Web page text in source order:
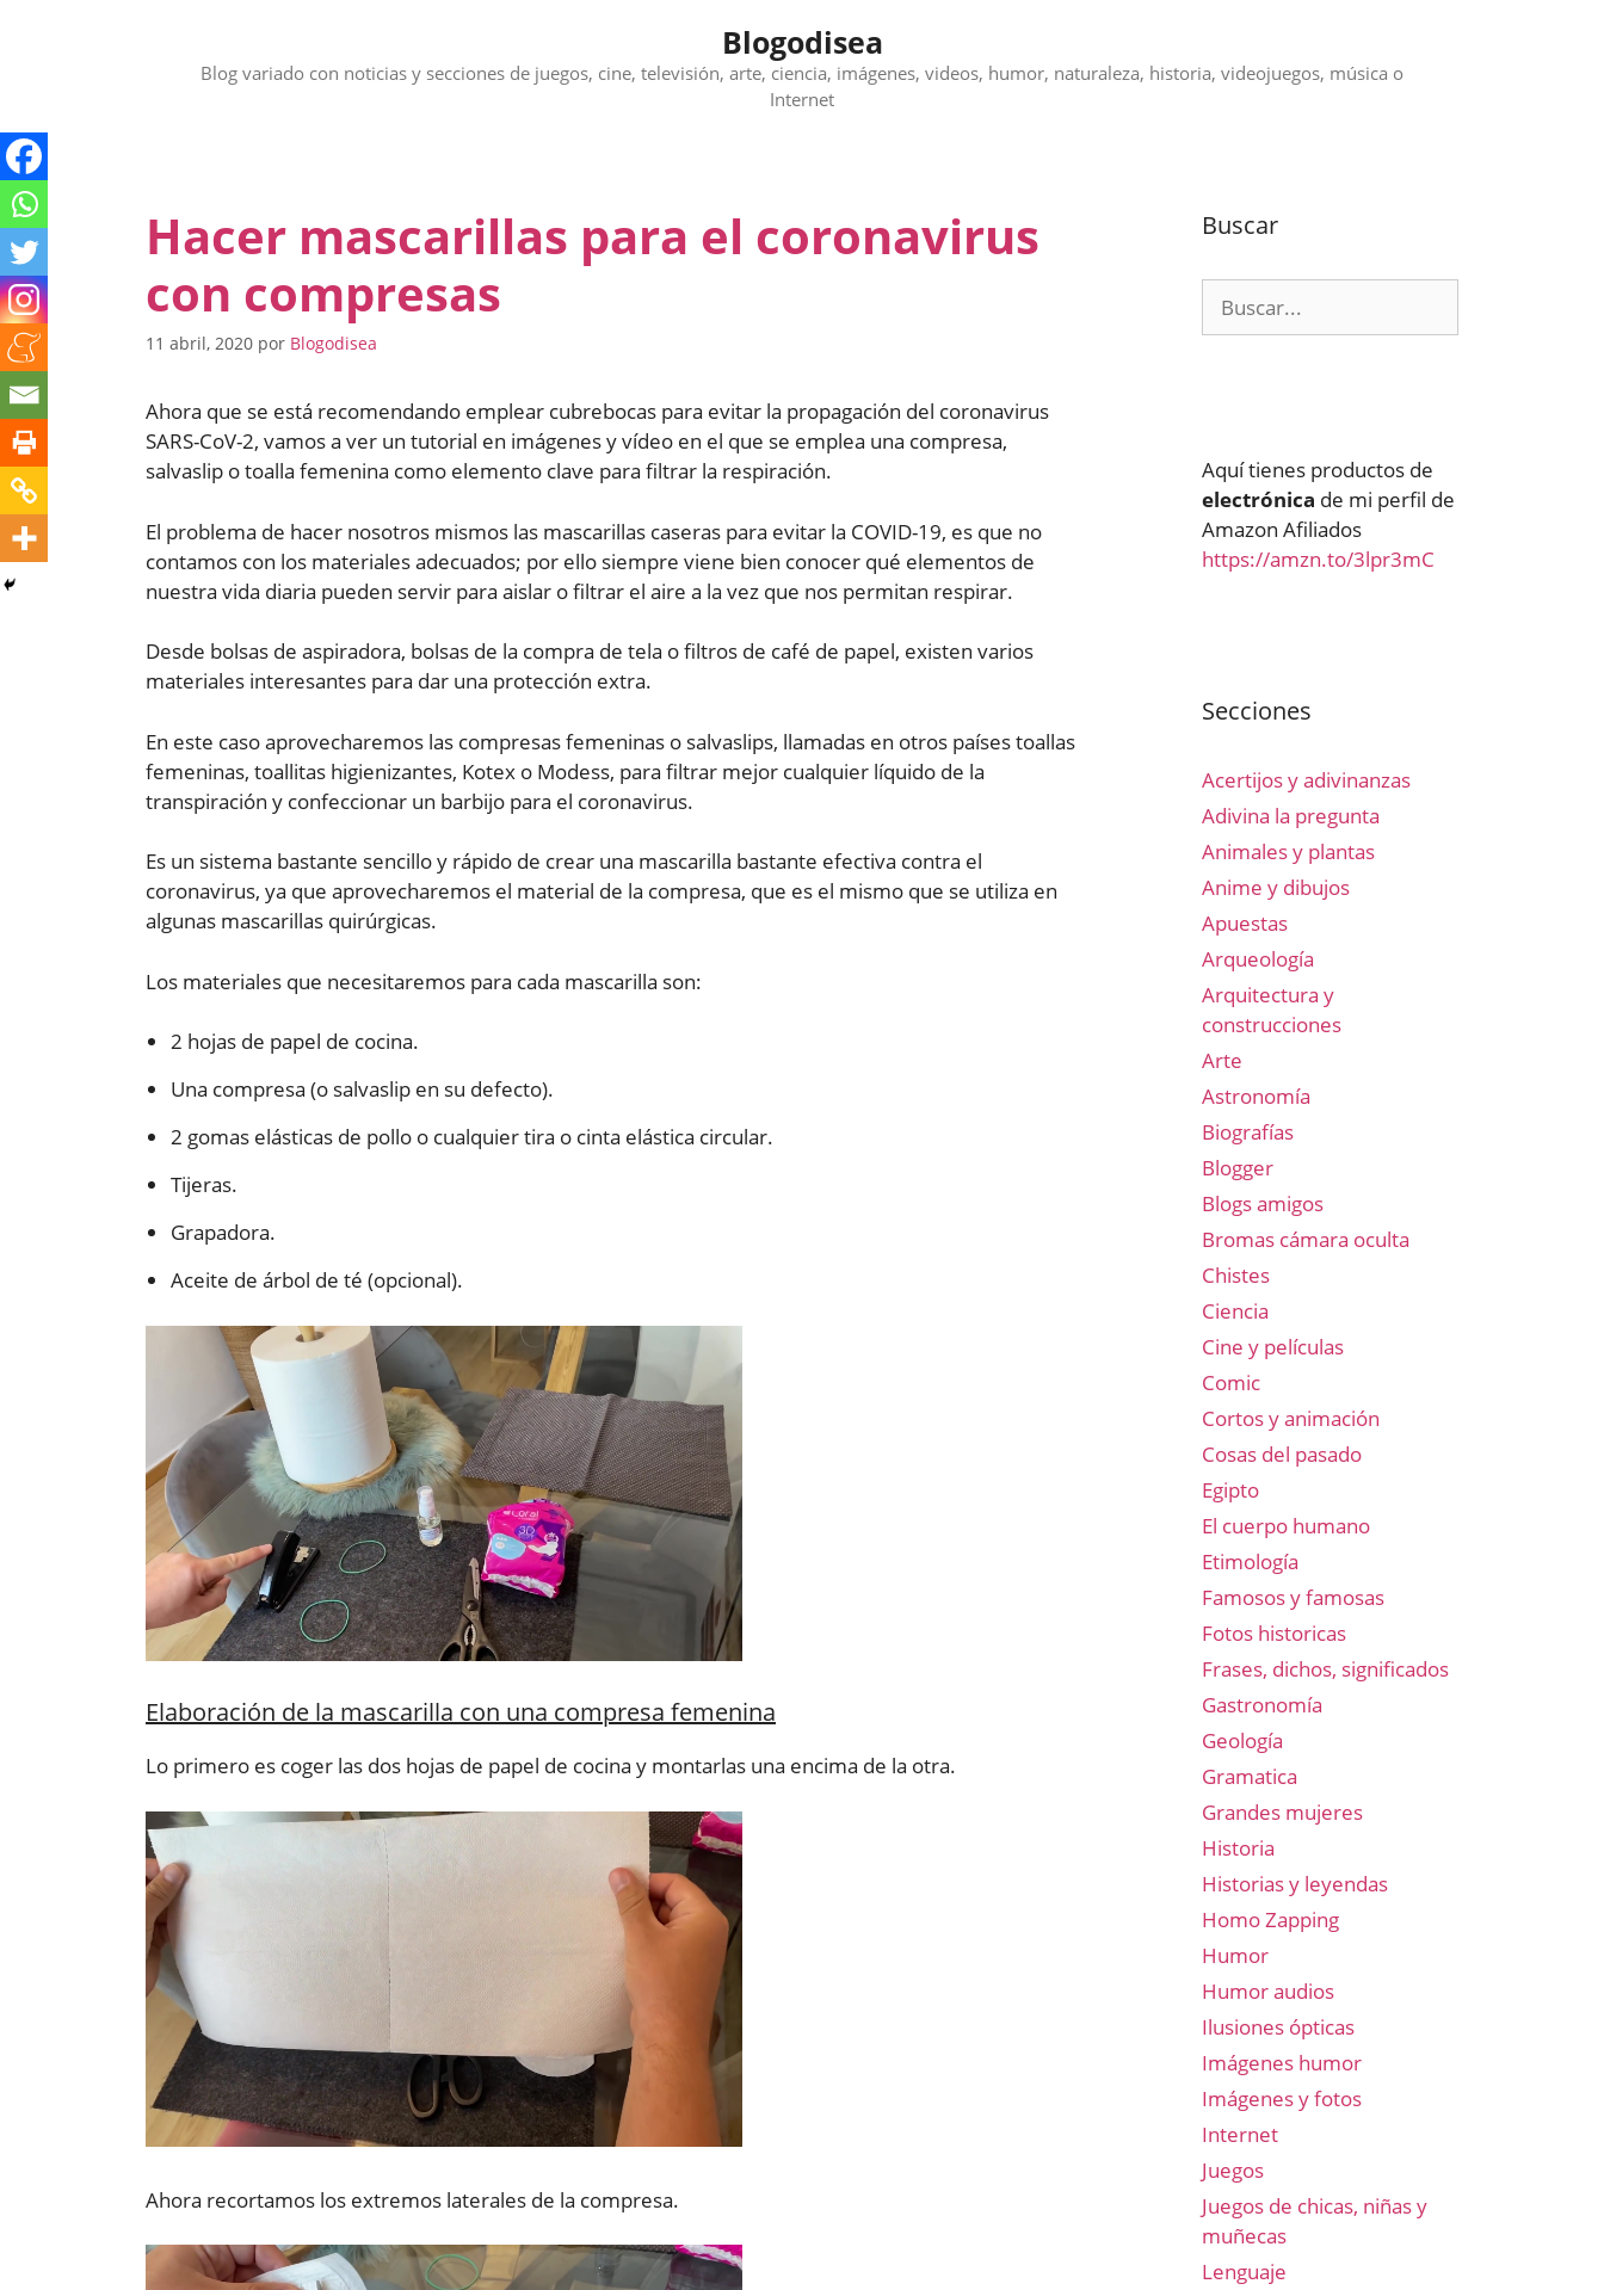
Blogodisea
Blog variado con noticias y secciones de juegos, cine, televisión, arte, ciencia, imágenes, videos, humor, naturaleza, historia, videojuegos, música o
Internet
Hacer mascarillas para el coronavirus
con compresas
11 abril, 2020 por Blogodisea
Ahora que se está recomendando emplear cubrebocas para evitar la propagación del coronavirus
SARS-CoV-2, vamos a ver un tutorial en imágenes y vídeo en el que se emplea una compresa,
salvaslip o toalla femenina como elemento clave para filtrar la respiración.
El problema de hacer nosotros mismos las mascarillas caseras para evitar la COVID-19, es que no
contamos con los materiales adecuados; por ello siempre viene bien conocer qué elementos de
nuestra vida diaria pueden servir para aislar o filtrar el aire a la vez que nos permitan respirar.
Desde bolsas de aspiradora, bolsas de la compra de tela o filtros de café de papel, existen varios
materiales interesantes para dar una protección extra.
En este caso aprovecharemos las compresas femeninas o salvaslips, llamadas en otros países toallas
femeninas, toallitas higienizantes, Kotex o Modess, para filtrar mejor cualquier líquido de la
transpiración y confeccionar un barbijo para el coronavirus.
Es un sistema bastante sencillo y rápido de crear una mascarilla bastante efectiva contra el
coronavirus, ya que aprovecharemos el material de la compresa, que es el mismo que se utiliza en
algunas mascarillas quirúrgicas.
Los materiales que necesitaremos para cada mascarilla son:
2 hojas de papel de cocina.
Una compresa (o salvaslip en su defecto).
2 gomas elásticas de pollo o cualquier tira o cinta elástica circular.
Tijeras.
Grapadora.
Aceite de árbol de té (opcional).
Elaboración de la mascarilla con una compresa femenina
Lo primero es coger las dos hojas de papel de cocina y montarlas una encima de la otra.
Ahora recortamos los extremos laterales de la compresa.
Buscar
Aquí tienes productos de
electrónica de mi perfil de
Amazon Afiliados
https://amzn.to/3lpr3mC
Secciones
Acertijos y adivinanzas
Adivina la pregunta
Animales y plantas
Anime y dibujos
Apuestas
Arqueología
Arquitectura y
construcciones
Arte
Astronomía
Biografías
Blogger
Blogs amigos
Bromas cámara oculta
Chistes
Ciencia
Cine y películas
Comic
Cortos y animación
Cosas del pasado
Egipto
El cuerpo humano
Etimología
Famosos y famosas
Fotos historicas
Frases, dichos, significados
Gastronomía
Geología
Gramatica
Grandes mujeres
Historia
Historias y leyendas
Homo Zapping
Humor
Humor audios
Ilusiones ópticas
Imágenes humor
Imágenes y fotos
Internet
Juegos
Juegos de chicas, niñas y
muñecas
Lenguaje